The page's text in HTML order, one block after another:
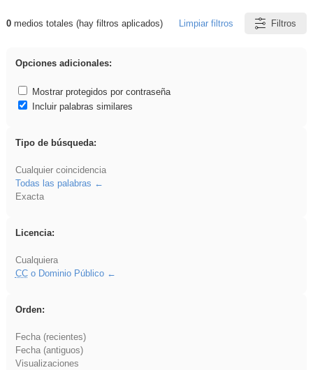
Resultados de: brillo
0medios totales (hay filtros aplicados) Limpiar filtros Filtros
Opciones adicionales:
Mostrar protegidos por contraseña
Incluir palabras similares
Tipo de búsqueda:
Cualquier coincidencia
Todas las palabras
Exacta
Licencia:
Cualquiera
CCo Dominio Público
Orden:
Fecha (recientes)
Fecha (antiguos)
Visualizaciones